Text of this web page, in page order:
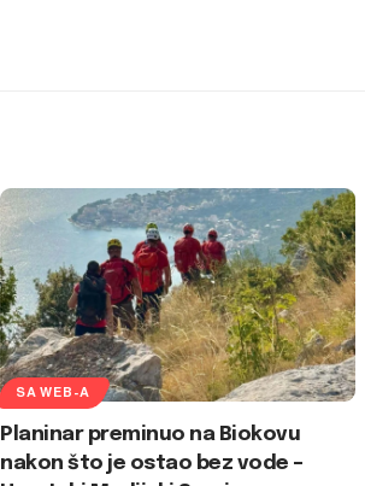
SA WEB-A
Planinar preminuo na Biokovu
nakon što je ostao bez vode –